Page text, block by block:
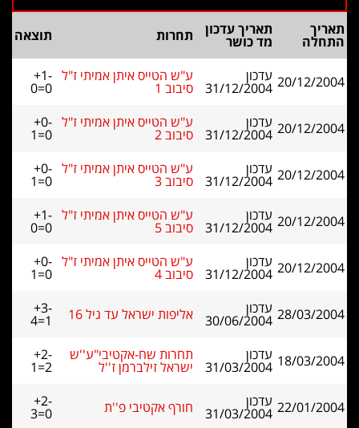
תאריך
התחלה
תאריך עדכון
מד כושר תחרות תוצאה
20/12/2004 עדכון
31/12/2004
ע"ש הטייס איתן אמיתי ז"ל
סיבוב 1
+1-
0=0
20/12/2004 עדכון
31/12/2004
ע"ש הטייס איתן אמיתי ז"ל
סיבוב 2
+0-
1=0
20/12/2004 עדכון
31/12/2004
ע"ש הטייס איתן אמיתי ז"ל
סיבוב 3
+0-
1=0
20/12/2004 עדכון
31/12/2004
ע"ש הטייס איתן אמיתי ז"ל
סיבוב 5
+1-
0=0
20/12/2004 עדכון
31/12/2004
ע"ש הטייס איתן אמיתי ז"ל
סיבוב 4
+0-
1=0
28/03/2004 עדכון
30/06/2004 אליפות ישראל עד גיל 16 +3-
4=1
18/03/2004 עדכון
31/03/2004
תחרות שח-אקטיבי"ע''ש
ישראל זילברמן ז''ל
+2-
1=2
22/01/2004 עדכון
31/03/2004 חורף אקטיבי פ''ת +2-
3=0